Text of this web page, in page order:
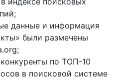
данные и информация
были размечены
по ТОП-10
в поисковой системе